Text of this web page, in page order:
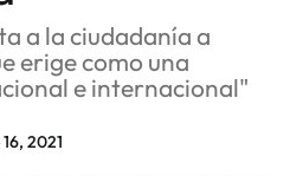
a la ciudadanía a
erige como una
e internacional"
2021